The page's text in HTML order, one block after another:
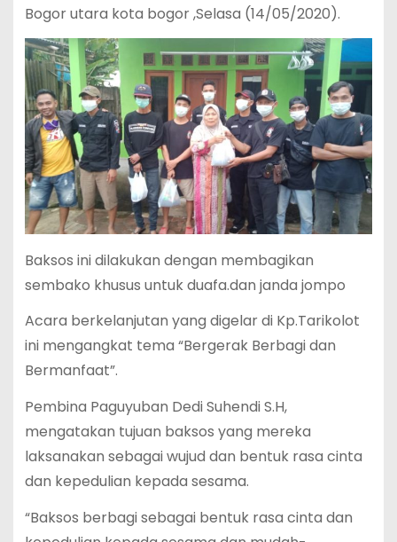
Bogor utara kota bogor ,Selasa (14/05/2020).
Baksos ini dilakukan dengan membagikan
sembako khusus untuk duafa.dan janda jompo
Acara berkelanjutan yang digelar di Kp.Tarikolot
ini mengangkat tema “Bergerak Berbagi dan
Bermanfaat”.
Pembina Paguyuban Dedi Suhendi S.H,
mengatakan tujuan baksos yang mereka
laksanakan sebagai wujud dan bentuk rasa cinta
dan kepedulian kepada sesama.
“Baksos berbagi sebagai bentuk rasa cinta dan